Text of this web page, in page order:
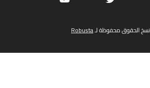
Robustaنسخ الحقوق محفوظة لـ